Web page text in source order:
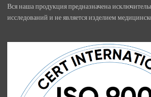
Вся наша продукция предназначена
исследований и не является изделием